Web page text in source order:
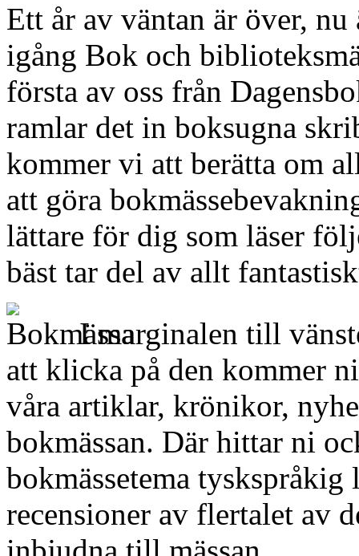
Ett år av väntan är över,
igång Bok och
första av oss från
ramlar det in boksugna
kommer vi att berätta om
att göra
lättare för dig som läser
bäst tar del av allt
I marginalen till
att klicka på den kommer
våra artiklar, krönikor,
bokmässan. Där hittar ni
bokmässetema
recensioner av flertalet av